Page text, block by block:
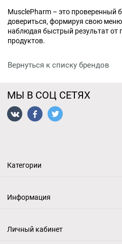
MusclePharm – это проверенный
довериться, формируя свою меню
наблюдая быстрый результат
продуктов.
Вернуться к списку брендов
МЫ В СОЦ СЕТЯХ
Категории
Информация
Личный кабинет